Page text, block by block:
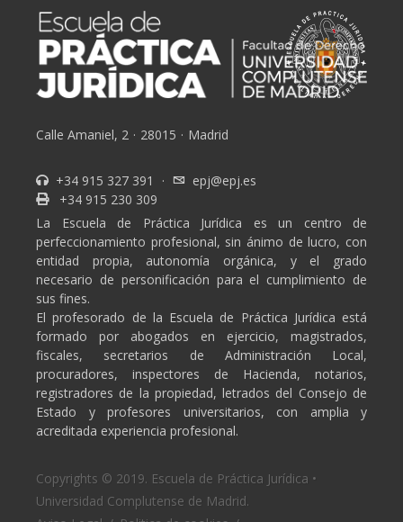
Calle Amaniel, 2 · 28015 · Madrid
+34 915 327 391 ·
epj@epj.es
+34 915 230 309
La Escuela de Práctica Jurídica es un centro de
perfeccionamiento profesional, sin ánimo de lucro, con
entidad propia, autonomía orgánica, y el grado
necesario de personificación para el cumplimiento de
sus fines.
El profesorado de la Escuela de Práctica Jurídica está
formado por abogados en ejercicio, magistrados,
fiscales, secretarios de Administración Local,
procuradores, inspectores de Hacienda, notarios,
registradores de la propiedad, letrados del Consejo de
Estado y profesores universitarios, con amplia y
acreditada experiencia profesional.
Copyrights © 2019. Escuela de Práctica Jurídica •
Universidad Complutense de Madrid.